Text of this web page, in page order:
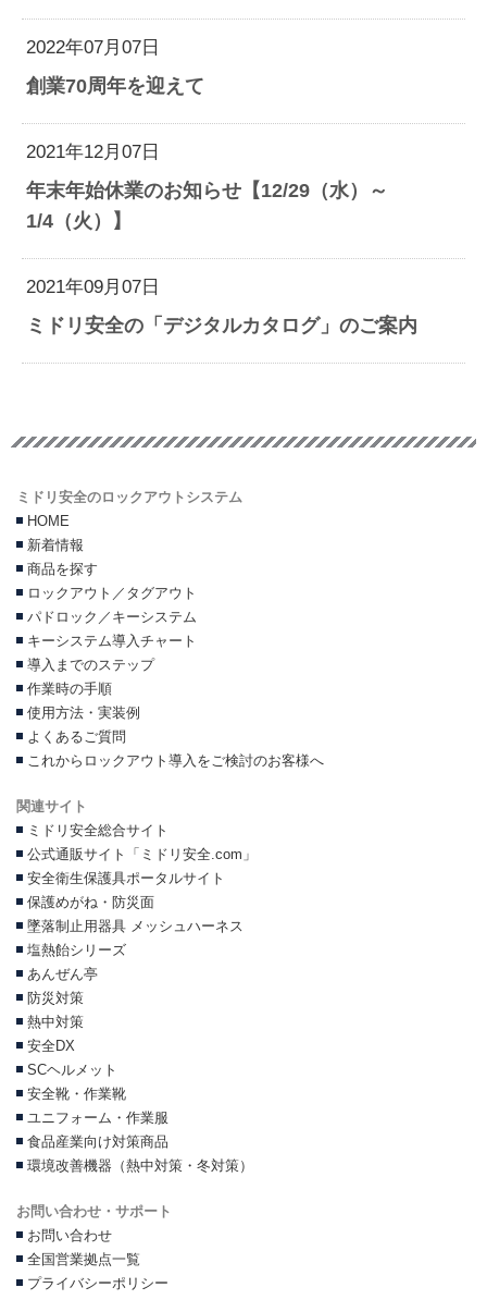
2022年07月07日
創業70周年を迎えて
2021年12月07日
年末年始休業のお知らせ【12/29（水）～
1/4（火）】
2021年09月07日
ミドリ安全の「デジタルカタログ」のご案内
ミドリ安全のロックアウトシステム
HOME
新着情報
商品を探す
ロックアウト／タグアウト
パドロック／キーシステム
キーシステム導入チャート
導入までのステップ
作業時の手順
使用方法・実装例
よくあるご質問
これからロックアウト導入をご検討のお客様へ
関連サイト
ミドリ安全総合サイト
公式通販サイト「ミドリ安全.com」
安全衛生保護具ポータルサイト
保護めがね・防災面
墜落制止用器具 メッシュハーネス
塩熱飴シリーズ
あんぜん亭
防災対策
熱中対策
安全DX
SCヘルメット
安全靴・作業靴
ユニフォーム・作業服
食品産業向け対策商品
環境改善機器（熱中対策・冬対策）
お問い合わせ・サポート
お問い合わせ
全国営業拠点一覧
プライバシーポリシー